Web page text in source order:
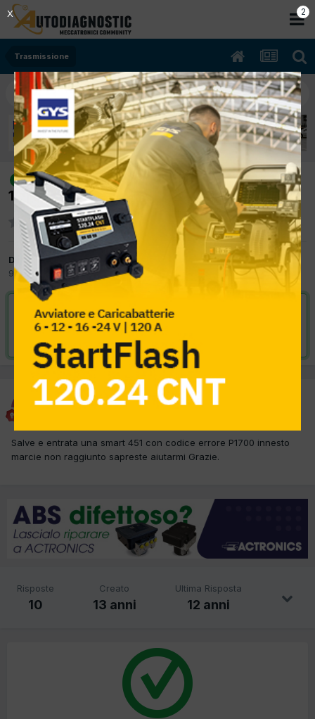
Trasmissione
risolto
[MCC Smart 451 08/2008 1000cc
132910 71Kw Benzina] Codice guasto P1700
Da antoniomauro
9 Gennaio 2013 in Trasmissione
VAI ALLA SOLUZIONE
Risolta da antoniomauro,11 Marzo 2013
antoniomauro
Salve e entrata una smart 451 con codice errore P1700 innesto
marcie non raggiunto sapreste aiutarmi Grazie.
Risposte
10
Creato
13 anni
Ultima Risposta
12 anni
2
X